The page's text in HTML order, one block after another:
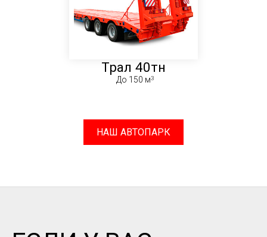
Трал 40тн
До 150 м
НАШ АВТОПАРК